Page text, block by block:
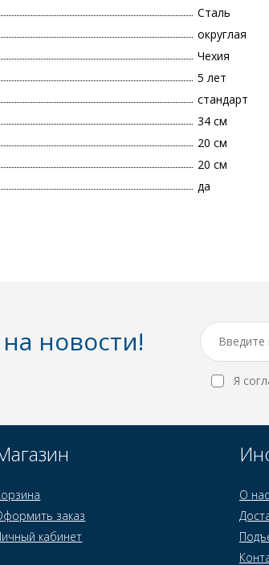
Сталь
округлая
Чехия
5 лет
стандарт
34 см
20 см
20 см
да
новости!
Я
заказ
кабинет
О нас